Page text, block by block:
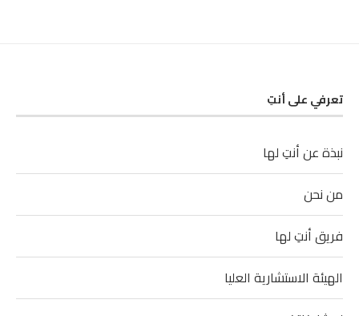
تعرفي على أنتِ
نبذة عن أنتِ لها
من نحن
فريق أنتِ لها
الهيئة الاستشارية العليا